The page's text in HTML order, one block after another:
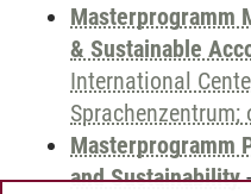
Masterprogramm
& Sustainable
International
Sprachenzentrum;
Masterprogramm
and Sustainability